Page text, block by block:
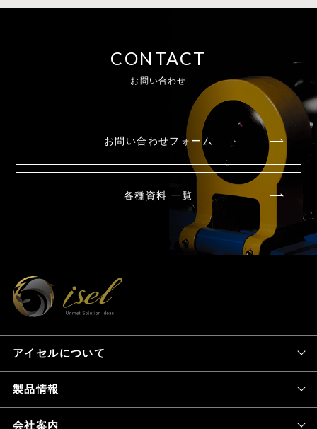
CONTACT
お問い合わせ
お問い合わせフォーム
各種資料 一覧
アイセルについて
製品情報
会社案内